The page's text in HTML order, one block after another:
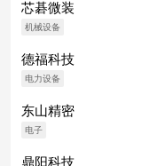
芯碁微装
机械设备
德福科技
电力设备
东山精密
电子
鼎阳科技